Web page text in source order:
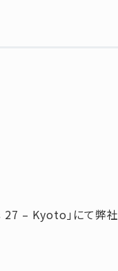
– Kyoto」にて弊社